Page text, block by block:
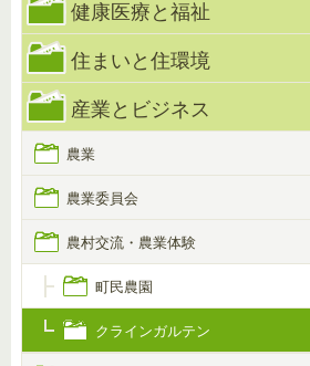
健康医療と福祉
住まいと住環境
産業とビジネス
農業
農業委員会
農村交流・農業体験
町民農園
クラインガルテン